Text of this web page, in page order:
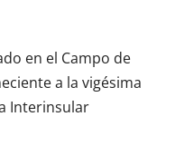
en el Campo de
a la vigésima
Interinsular